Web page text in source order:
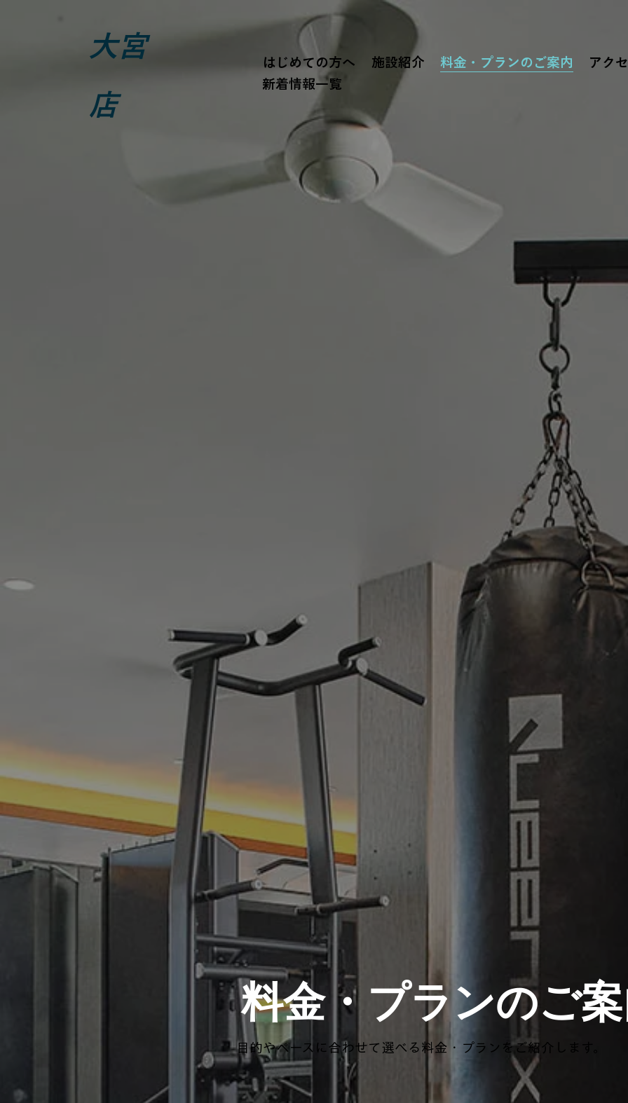
料金・プランのご
目的やペースに合わせて選べる料金・プランをご紹介します。
大宮
店
はじめての方へ 施設紹介 料金・プランのご案内
アク
新着情報一覧